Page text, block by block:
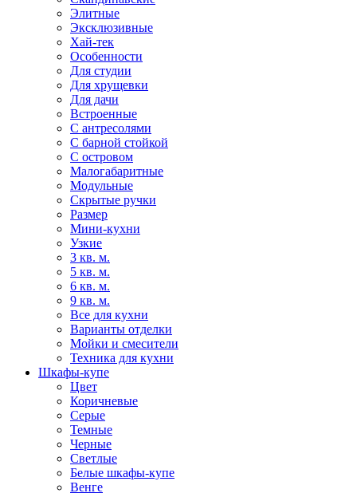
Элитные
Эксклюзивные
Хай-тек
Особенности
Для студии
Для хрущевки
Для дачи
Встроенные
С антресолями
С барной стойкой
С островом
Малогабаритные
Модульные
Скрытые ручки
Размер
Мини-кухни
Узкие
3 кв. м.
5 кв. м.
6 кв. м.
9 кв. м.
Все для кухни
Варианты отделки
Мойки и смесители
Техника для кухни
Шкафы-купе
Цвет
Коричневые
Серые
Темные
Черные
Светлые
Белые шкафы-купе
Венге